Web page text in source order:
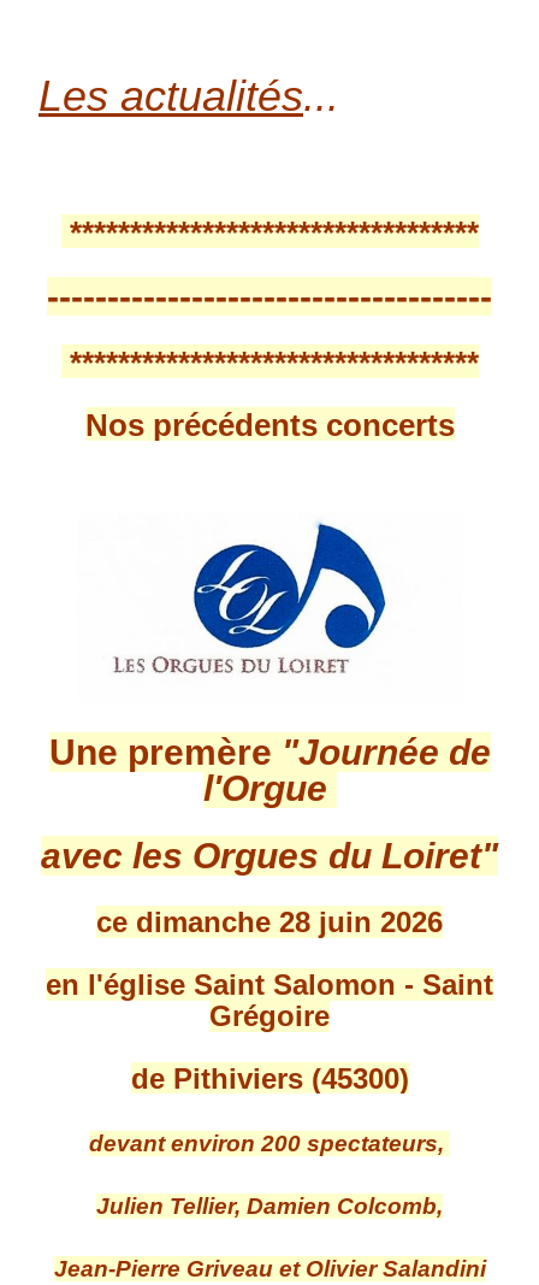
Les actualités...
**********************************
-------------------------------------
**********************************
Nos précédents concerts
Une premère "Journée de
l'Orgue
avec les Orgues du Loiret"
ce dimanche 28 juin 2026
en l'église Saint Salomon - Saint
Grégoire
de Pithiviers (45300)
devant environ 200 spectateurs,
Julien Tellier, Damien Colcomb,
Jean-Pierre Griveau et Olivier Salandini